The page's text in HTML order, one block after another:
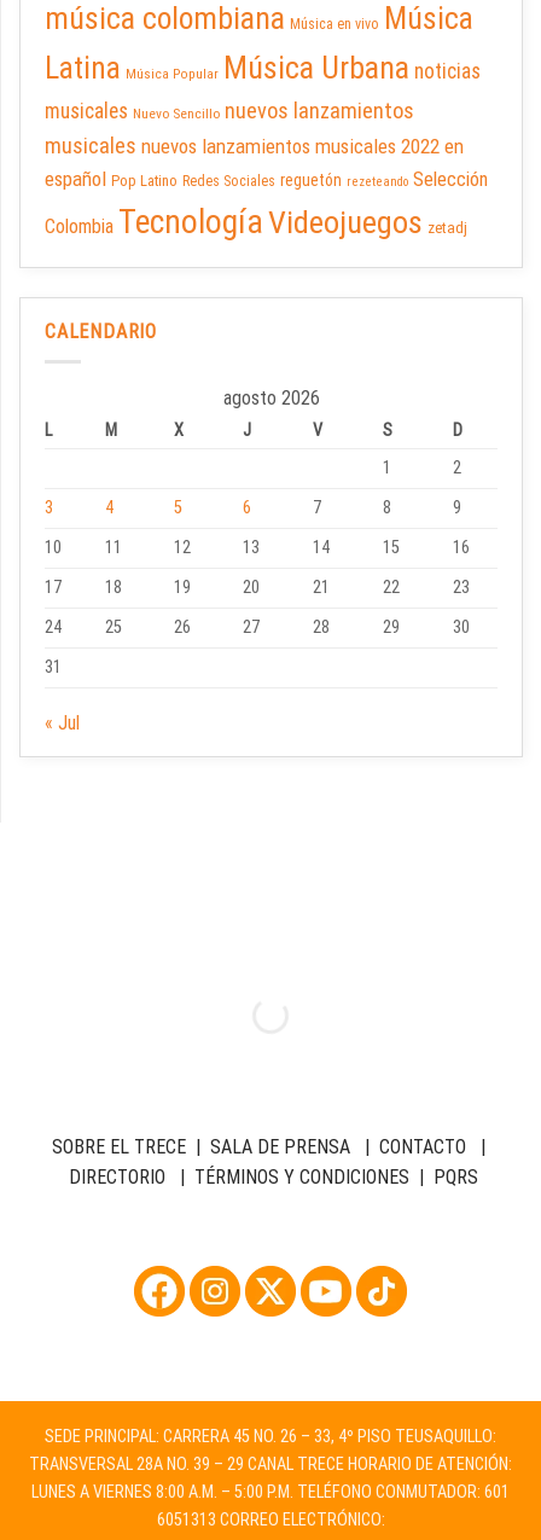
música colombiana Música en vivo Música
Latina Música Popular Música Urbana noticias
musicales Nuevo Sencillo nuevos lanzamientos
musicales nuevos lanzamientos musicales 2022 en
español Pop Latino Redes Sociales reguetón rezeteando Selección
Colombia TecnologíaVideojuegos zetadj
CALENDARIO
agosto 2026
L M X J V S
D
1
2
3
4 5 6 7 8
9
10
11 12 13 14 15
16
17
18 19 20 21 22
23
24
25 26 27 28 29
30
31
« Jul
SOBRE EL TRECE| SALA DE PRENSA| CONTACTO |
DIRECTORIO | TÉRMINOS Y CONDICIONES | PQRS
SEDE PRINCIPAL: CARRERA 45 NO. 26 – 33, 4º PISO TEUSAQUILLO:
TRANSVERSAL 28A NO. 39 – 29 CANAL TRECE HORARIO DE ATENCIÓN:
LUNES A VIERNES 8:00 A.M. – 5:00 P.M. TELÉFONO CONMUTADOR: 601
6051313 CORREO ELECTRÓNICO: